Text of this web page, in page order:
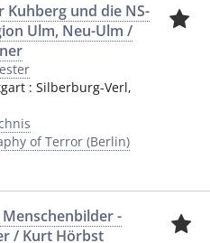
Kuhberg und die NS-
Ulm, Neu-Ulm /
: Silberburg-Verl,
of Terror (Berlin)
-
/ Kurt Hörbst